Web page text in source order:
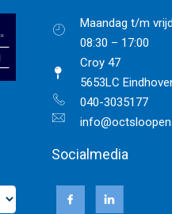
Maandag t/m
08:30 – 17:00
Croy 47
5653LC
040-3035177
Socialmedia